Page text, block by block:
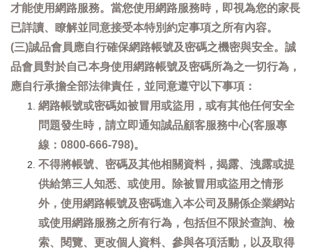
才能使用網路服務。當您使用網路服務時，即視為您的家長
已詳讀、瞭解並同意接受本特別約定事項之所有內容。
(三)誠品會員應自行確保網路帳號及密碼之機密與安全。誠
品會員對於自己本身使用網路帳號及密碼所為之一切行為，
應自行承擔全部法律責任，並同意遵守以下事項：
網路帳號或密碼如被冒用或盜用，或有其他任何安全
問題發生時，請立即通知誠品顧客服務中心(客服專
線：0800-666-798)。
不得將帳號、密碼及其他相關資料，揭露、洩露或提
供給第三人知悉、或使用。除被冒用或盜用之情形
外，使用網路帳號及密碼進入本公司及關係企業網站
或使用網路服務之所有行為，包括但不限於查詢、檢
索、閱覽、更改個人資料、參與各項活動，以及取得